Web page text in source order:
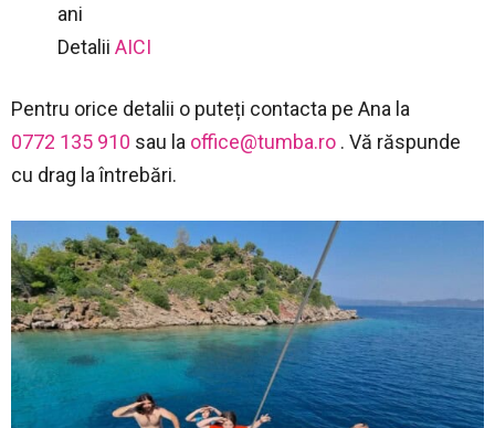
ani
Detalii AICI
Pentru orice detalii o puteți contacta pe Ana la
0772 135 910 sau la office@tumba.ro . Vă răspunde
cu drag la întrebări.